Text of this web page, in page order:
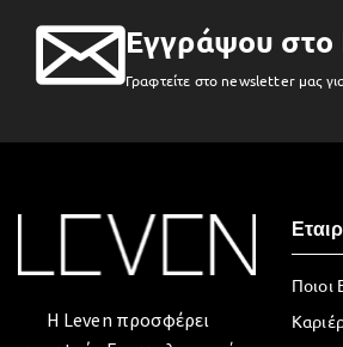
Εγγράψου
Γραφτείτε στο newsletter μας
Η Leven προσφέρει
Ποιοι